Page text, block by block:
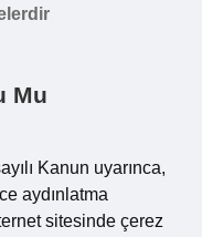
Mu
Kanun uyarınca,
aydınlatma
sitesinde çerez